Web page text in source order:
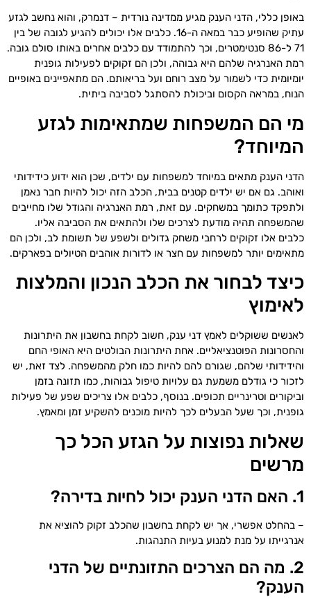
באופן כללי, הדני הענק מגיע ממדינה נורדית – דנמרק, והוא נחשב לגזע
עתיק שהופיע כבר במאה ה-16. כלבים אלו יכולים להגיע לגובה של בין
71 ל-86 סנטימטרים, וכך להתמודד עם כלבים אחרים באותו סולם גובה.
רמת האנרגיה שלהם היא גבוהה, ולכן הם זקוקים לפעילות גופנית
יומיומית כדי לשמור על מצב רוחם ועל בריאותם. הם מתאפיינים באופיים
הנוח, במראה הקסום וביכולת להסתגל לסביבה ביתית.
מי הם המשפחות שמתאימות לגזע
המיוחד?
הדני הענק מתאים במיוחד למשפחות עם ילדים, שכן הוא ידוע כידידותי
ואוהב. גם אם יש ילדים קטנים בבית, הכלב הזה יכול להיות חבר נאמן
ולתפקד כתומך במשחקים. עם זאת, רמת האנרגיה והגודל שלו מחייבים
שהמשפחה תהיה מודעת לצרכים שלו ולהתאים את הסביבה אליו.
כלבים אלו זקוקים לרחבי משחק גדולים ולשפע של תשומת לב, ולכן הם
מתאימים יותר למשפחות עם חצר או לדורות אוהבים הטיולים בפארקים.
כיצד לבחור את הכלב הנכון והמלצות
לאימוץ
לאנשים ששוקלים לאמץ דני ענק, חשוב לקחת בחשבון את היתרונות
והחסרונות הפוטנציאליים. אחת היתרונות הבולטים היא האופי החם
והידידותי שלהם, שגורם להם להיות כמו חלק מהמשפחה. לצד זאת, יש
לזכור כי גודלם משמעת גם עלויות טיפול גבוהות, כמו תזונה בזמן
וביקורים וטרינריים תכופים. בנוסף, כלבים אלו צריכים שפע של פעילות
גופנית, וכך שעל הבעלים לכך להיות מוכנים להשקיע זמן ומאמץ.
שאלות נפוצות על הגזע הכל כך
מרשים
1. האם הדני הענק יכול לחיות בדירה?
– בהחלט אפשרי, אך יש לקחת בחשבון שהכלב זקוק להוציא את
אנרגייתו על מנת למנוע בעיות התנהגות.
2. מה הם הצרכים התזונתיים של הדני
הענק?